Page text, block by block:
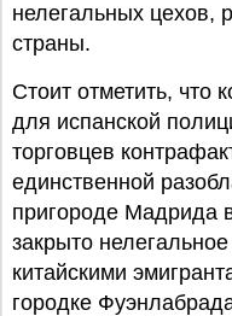
нелегальных цехов,
страны.
Стоит отметить, что
для испанской
торговцев
единственной
пригороде Мадрида
закрыто
китайскими
городке